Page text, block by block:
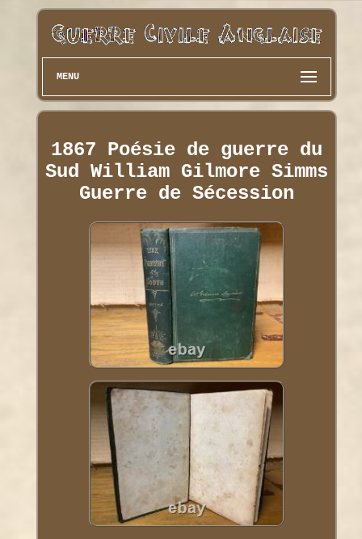
MENU
1867 Poésie de guerre du
Sud William Gilmore Simms
Guerre de Sécession